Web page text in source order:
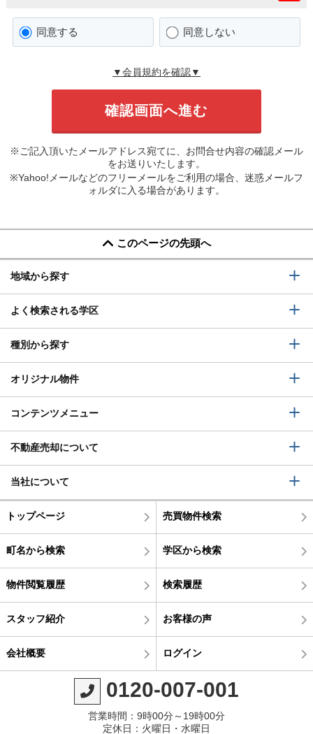
同意する 同意しない
▼会員規約を確認▼
※ご記入頂いたメールアドレス宛てに、お問合せ内容の確認メール
をお送りいたします。
※Yahoo!メールなどのフリーメールをご利用の場合、迷惑メールフ
ォルダに入る場合があります。
このページの先頭へ
地域から探す
よく検索される学区
種別から探す
オリジナル物件
コンテンツメニュー
不動産売却について
当社について
トップページ 売買物件検索
町名から検索 学区から検索
物件閲覧履歴 検索履歴
スタッフ紹介 お客様の声
会社概要 ログイン
0120-007-001
営業時間：9時00分～19時00分
定休日：火曜日・水曜日